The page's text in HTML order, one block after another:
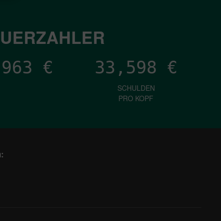
€ 33,598 €
SCHULDEN
PRO KOPF